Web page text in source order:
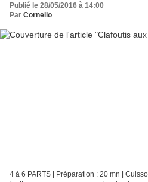
Publié le 28/05/2016 à 14:00
Par Cornello
4 à 6 PARTS | Préparation : 20 mn |